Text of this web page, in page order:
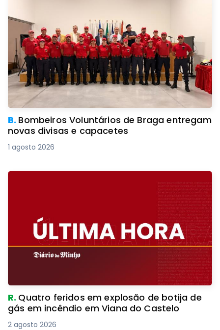
B. Bombeiros Voluntários de Braga entregam
novas divisas e capacetes
1 agosto 2026
R. Quatro feridos em explosão de botija de
gás em incêndio em Viana do Castelo
2 agosto 2026